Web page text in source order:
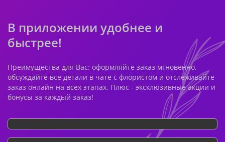
В приложении удобнее и
быстрее!
Преимущества для Вас: оформляйте заказ мгновенно,
обсуждайте все детали в чате с флористом и отслеживайте
заказ онлайн на всех этапах. Плюс - эксклюзивные акции и
бонусы за каждый заказ!